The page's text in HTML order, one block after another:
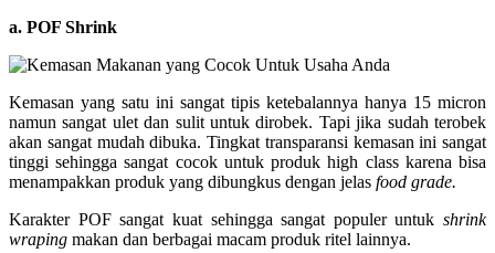
a. POF Shrink
Kemasan yang satu ini sangat tipis ketebalannya hanya 15 micron
namun sangat ulet dan sulit untuk dirobek. Tapi jika sudah terobek
akan sangat mudah dibuka. Tingkat transparansi kemasan ini sangat
tinggi sehingga sangat cocok untuk produk high class karena bisa
menampakkan produk yang dibungkus dengan jelas food grade.
Karakter POF sangat kuat sehingga sangat populer untuk shrink
wraping makan dan berbagai macam produk ritel lainnya.